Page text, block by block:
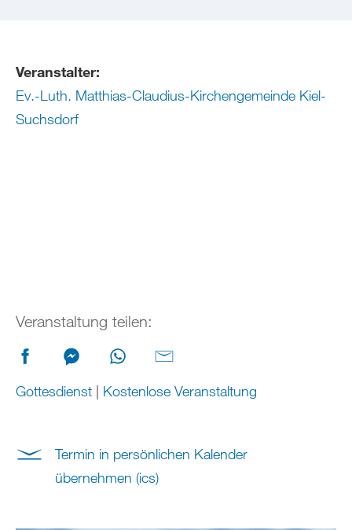
Veranstalter:
Ev.-Luth. Matthias-Claudius-Kirchengemeinde Kiel-
Suchsdorf
Veranstaltung teilen:
Gottesdienst | Kostenlose Veranstaltung
Termin in persönlichen Kalender
übernehmen (ics)